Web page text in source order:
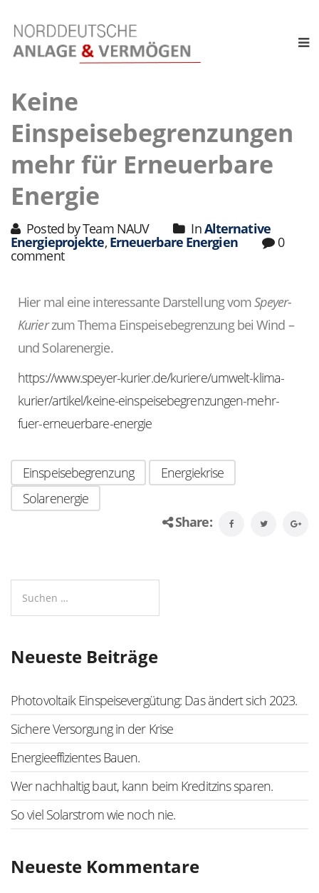
Keine
Einspeisebegrenzungen
mehr für Erneuerbare
Energie
Posted by Team NAUV InAlternative
Energieprojekte, Erneuerbare Energien 0
comment
Hier mal eine interessante Darstellung vomSpeyer-
Kurierzum Thema Einspeisebegrenzung bei Wind –
und Solarenergie.
https://www.speyer-kurier.de/kuriere/umwelt-klima-
kurier/artikel/keine-einspeisebegrenzungen-mehr-
fuer-erneuerbare-energie
Einspeisebegrenzung
Energiekrise
Solarenergie
Share:
Neueste Beiträge
Photovoltaik Einspeisevergütung: Das ändert sich 2023.
Sichere Versorgung in der Krise
Energieeffizientes Bauen.
Wer nachhaltig baut, kann beim Kreditzins sparen.
So viel Solarstrom wie noch nie.
Neueste Kommentare